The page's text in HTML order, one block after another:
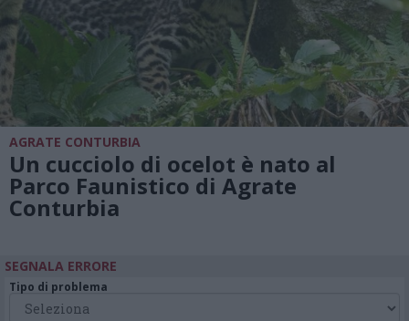
AGRATE CONTURBIA
Un cucciolo di ocelot è nato al
Parco Faunistico di Agrate
Conturbia
SEGNALA ERRORE
Tipo di problema